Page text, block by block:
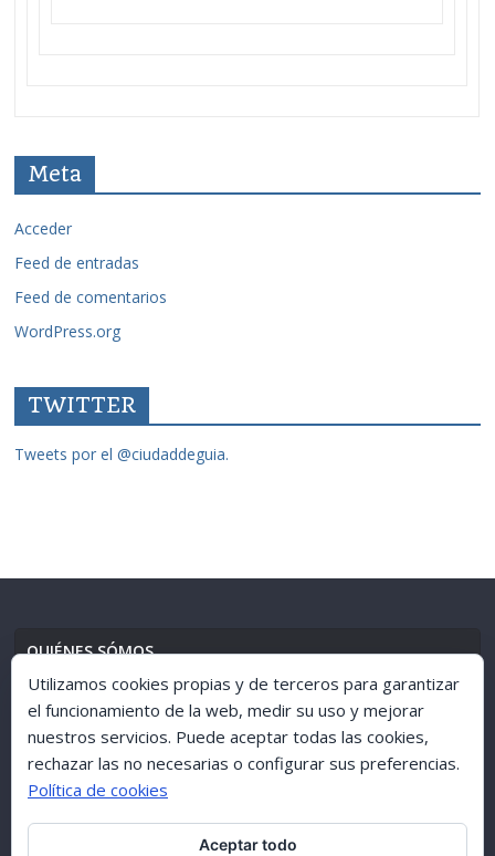
Meta
Acceder
Feed de entradas
Feed de comentarios
WordPress.org
TWITTER
Tweets por el @ciudaddeguia.
QUIÉNES SÓMOS
AVISO LEGAL// POLÍTICA DE PRIVACIDAD
Utilizamos cookies propias y de terceros para garantizar
el funcionamiento de la web, medir su uso y mejorar
nuestros servicios. Puede aceptar todas las cookies,
rechazar las no necesarias o configurar sus preferencias.
Política de cookies
Aceptar todo